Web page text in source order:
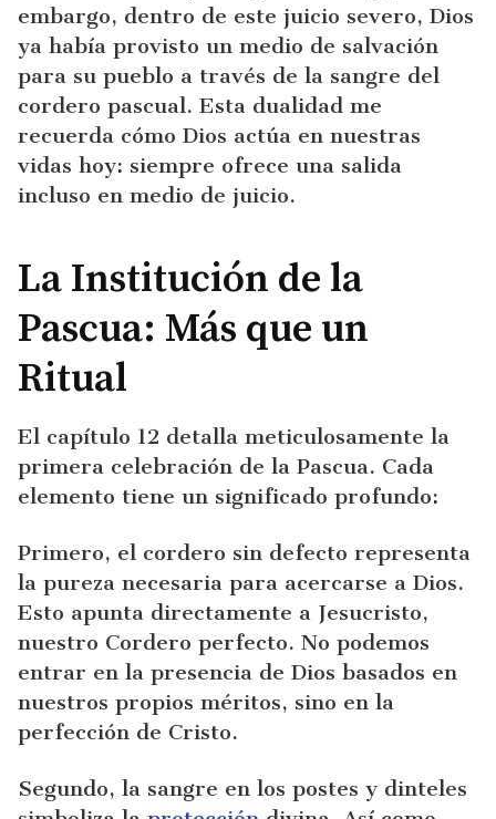
embargo, dentro de este juicio severo, Dios
ya había provisto un medio de salvación
para su pueblo a través de la sangre del
cordero pascual. Esta dualidad me
recuerda cómo Dios actúa en nuestras
vidas hoy: siempre ofrece una salida
incluso en medio de juicio.
La Institución de la
Pascua: Más que un
Ritual
El capítulo 12 detalla meticulosamente la
primera celebración de la Pascua. Cada
elemento tiene un significado profundo:
Primero, el cordero sin defecto representa
la pureza necesaria para acercarse a Dios.
Esto apunta directamente a Jesucristo,
nuestro Cordero perfecto. No podemos
entrar en la presencia de Dios basados en
nuestros propios méritos, sino en la
perfección de Cristo.
Segundo, la sangre en los postes y dinteles